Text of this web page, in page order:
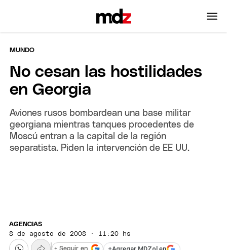
MUNDO
No cesan las hostilidades
en Georgia
Aviones rusos bombardean una base militar
georgiana mientras tanques procedentes de
Moscú entran a la capital de la región
separatista. Piden la intervención de EE UU.
AGENCIAS
8 de agosto de 2008 · 11:20 hs